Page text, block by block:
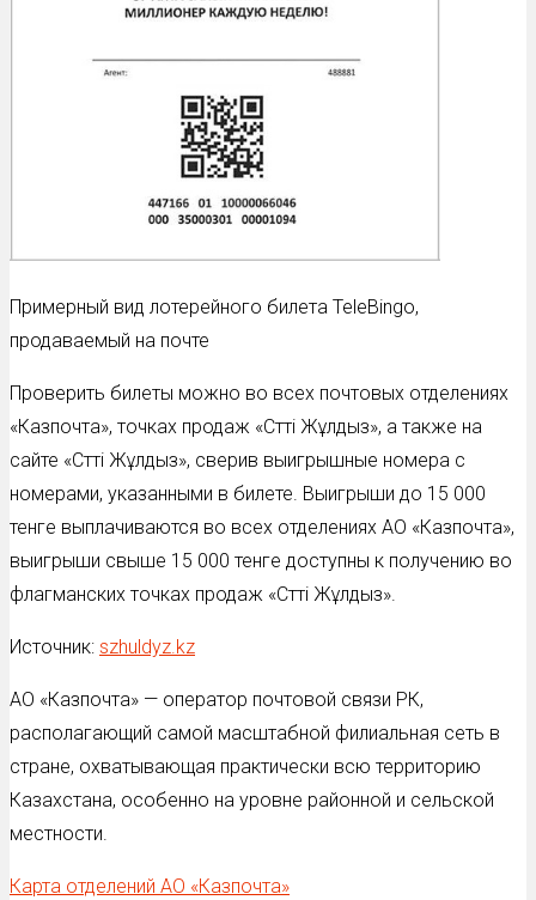
Примерный вид лотерейного билета TeleBingo,
продаваемый на почте
Проверить билеты можно во всех почтовых отделениях
«Казпочта», точках продаж «Сәтті Жұлдыз», а также на
сайте «Сәтті Жұлдыз», сверив выигрышные номера с
номерами, указанными в билете. Выигрыши до 15 000
тенге выплачиваются во всех отделениях АО «Казпочта»,
выигрыши свыше 15 000 тенге доступны к получению во
флагманских точках продаж «Сәтті Жұлдыз».
Источник: szhuldyz.kz
АО «Казпочта» — оператор почтовой связи РК,
располагающий самой масштабной филиальная сеть в
стране, охватывающая практически всю территорию
Казахстана, особенно на уровне районной и сельской
местности.
Карта отделений АО «Казпочта»